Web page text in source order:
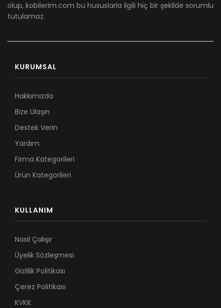
olup, kobilerim.com bu hususlarla ilgili hiç bir şekilde sorumlu
tutulamaz.
KURUMSAL
Hakkımızda
Bize Ulaşın
Destek Verin
Yardım
Firma Kategorileri
Ürün Kategorileri
KULLANIM
Nasıl Çalışır
Üyelik Sözleşmesi
Gizlilik Politikası
Çerez Politikası
KVKK